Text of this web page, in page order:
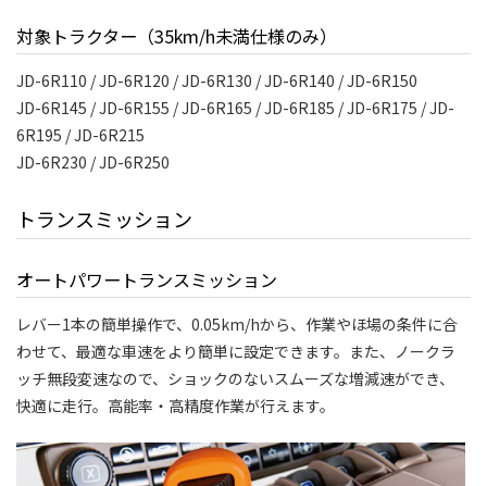
対象トラクター（35km/h未満仕様のみ）
JD-6R110 / JD-6R120 / JD-6R130 / JD-6R140 / JD-6R150
JD-6R145 / JD-6R155 / JD-6R165 / JD-6R185 / JD-6R175 / JD-
6R195 / JD-6R215
JD-6R230 / JD-6R250
トランスミッション
オートパワートランスミッション
レバー1本の簡単操作で、0.05km/hから、作業やほ場の条件に合
わせて、最適な車速をより簡単に設定できます。また、ノークラ
ッチ無段変速なので、ショックのないスムーズな増減速ができ、
快適に走行。高能率・高精度作業が行えます。